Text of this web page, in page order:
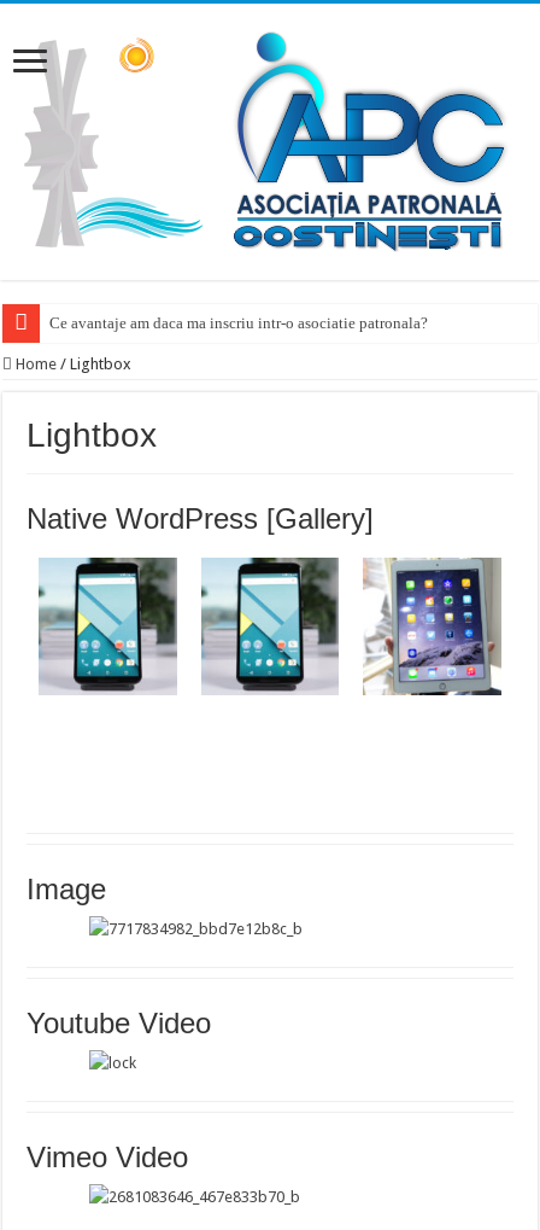
Ce avantaje am daca ma inscriu intr-o asociatie patronala?
Home / Lightbox
Lightbox
Native WordPress [Gallery]
Image
Youtube Video
Vimeo Video